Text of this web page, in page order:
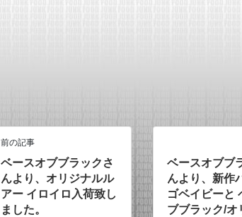
前の記事
ベースオブブラックさ
んより、オリジナルル
アー イロイロ入荷致し
ました。
ベースオブブ
んより、新作
ゴベイビーと
ブブラック/オ